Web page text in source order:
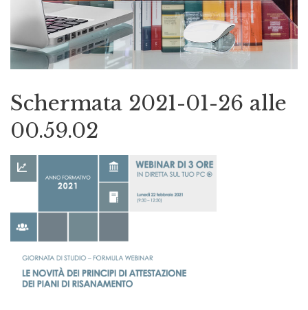
Schermata 2021-01-26 alle
00.59.02